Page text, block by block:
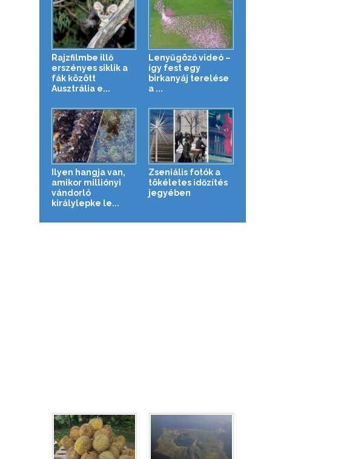
Rajzfilmbe illő
erszényes siklik a
fák között
Ausztrália e...
Lenyűgöző videó –
így fest egy
birkanyáj terelése
a ...
Ilyen hangja van,
amikor milliónyi
vándorló
királylepke le...
Zseniális fotók a
tökéletes időzítés
jegyében